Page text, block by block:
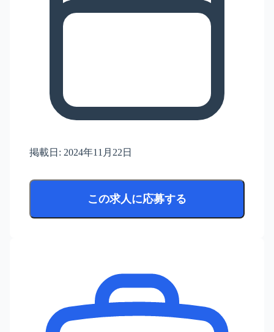
掲載日: 2024年11月22日
この求人に応募する